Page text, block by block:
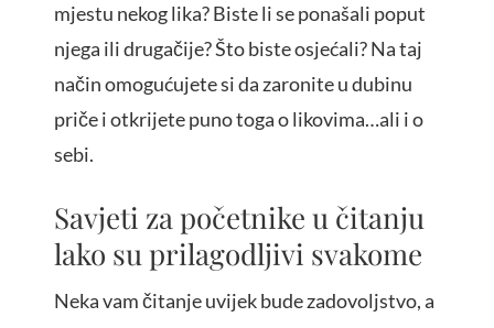
mjestu nekog lika? Biste li se ponašali poput
njega ili drugačije? Što biste osjećali? Na taj
način omogućujete si da zaronite u dubinu
priče i otkrijete puno toga o likovima…ali i o
sebi.
Savjeti za početnike u čitanju
lako su prilagodljivi svakome
Neka vam čitanje uvijek bude zadovoljstvo, a